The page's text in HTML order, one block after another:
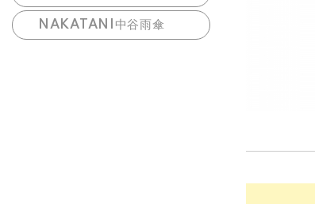
NAKATANI中谷雨傘